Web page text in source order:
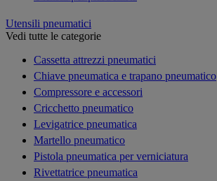
Utensili pneumatici
Vedi tutte le categorie
Cassetta attrezzi pneumatici
Chiave pneumatica e trapano pneumatico
Compressore e accessori
Cricchetto pneumatico
Levigatrice pneumatica
Martello pneumatico
Pistola pneumatica per verniciatura
Rivettatrice pneumatica